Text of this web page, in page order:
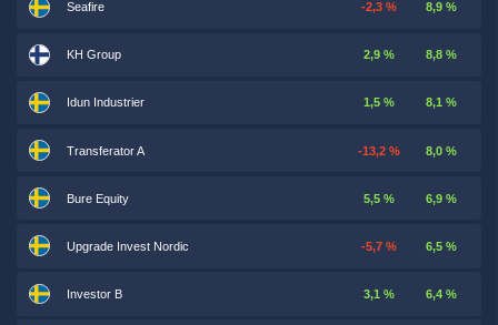
Seafire -2,3 % 8,9 %
KH Group 2,9 % 8,8 %
Idun Industrier 1,5 % 8,1 %
Transferator A -13,2 % 8,0 %
Bure Equity 5,5 % 6,9 %
Upgrade Invest Nordic -5,7 % 6,5 %
Investor B 3,1 % 6,4 %